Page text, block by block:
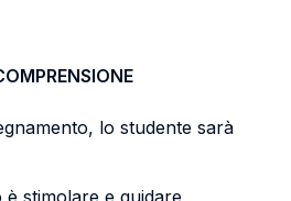
lo studente sarà
stimolare e guidare